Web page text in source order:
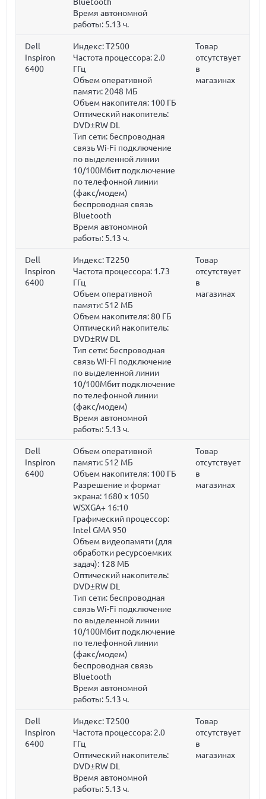
Время автономной
работы: 5.13 ч.
Dell
Inspiron
6400
Индекс: T2500
Частота процессора: 2.0
ГГц
Объем оперативной
памяти: 2048 МБ
Объем накопителя: 100 ГБ
Оптический накопитель:
DVD±RW DL
Тип сети: беспроводная
связь Wi-Fi подключение
по выделенной линии
10/100Мбит подключение
по телефонной линии
(факс/модем)
беспроводная связь
Bluetooth
Время автономной
работы: 5.13 ч.
Товар
отсутствует
в
магазинах
Dell
Inspiron
6400
Индекс: T2250
Частота процессора: 1.73
ГГц
Объем оперативной
памяти: 512 МБ
Объем накопителя:80 ГБ
Оптический накопитель:
DVD±RW DL
Тип сети: беспроводная
связь Wi-Fi подключение
по выделенной линии
10/100Мбит подключение
по телефонной линии
(факс/модем)
Время автономной
работы: 5.13 ч.
Товар
отсутствует
в
магазинах
Dell
Inspiron
6400
Объем оперативной
памяти: 512 МБ
Объем накопителя: 100 ГБ
Разрешение и формат
экрана: 1680 x 1050
WSXGA+ 16:10
Графический процессор:
Intel GMA 950
Объем видеопамяти (для
обработки ресурсоемких
задач): 128 МБ
Оптический накопитель:
DVD±RW DL
Тип сети: беспроводная
связь Wi-Fi подключение
по выделенной линии
10/100Мбит подключение
по телефонной линии
(факс/модем)
беспроводная связь
Bluetooth
Время автономной
работы: 5.13 ч.
Товар
отсутствует
в
магазинах
Dell
Inspiron
6400
Индекс: T2500
Частота процессора: 2.0
ГГц
Оптический накопитель:
DVD±RW DL
Время автономной
работы: 5.13 ч.
Товар
отсутствует
в
магазинах